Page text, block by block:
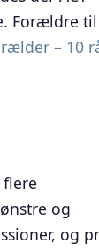
Forældre til
– 10
og
og